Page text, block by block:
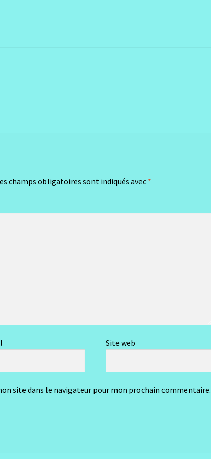
champs obligatoires sont indiqués avec *
Site web
site dans le navigateur pour mon prochain commentaire.